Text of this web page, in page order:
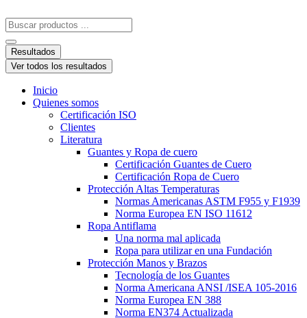
Resultados
Ver todos los resultados
Inicio
Quienes somos
Certificación ISO
Clientes
Literatura
Guantes y Ropa de cuero
Certificación Guantes de Cuero
Certificación Ropa de Cuero
Protección Altas Temperaturas
Normas Americanas ASTM F955 y F1939
Norma Europea EN ISO 11612
Ropa Antiflama
Una norma mal aplicada
Ropa para utilizar en una Fundación
Protección Manos y Brazos
Tecnología de los Guantes
Norma Americana ANSI /ISEA 105-2016
Norma Europea EN 388
Norma EN374 Actualizada